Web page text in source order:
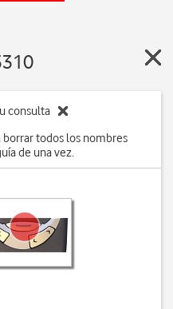
consulta
borrar todos los nombres
de una vez.